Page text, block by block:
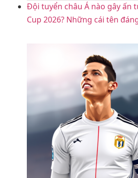
Đội tuyển châu Á nào gây ấn
Cup 2026? Những cái tên